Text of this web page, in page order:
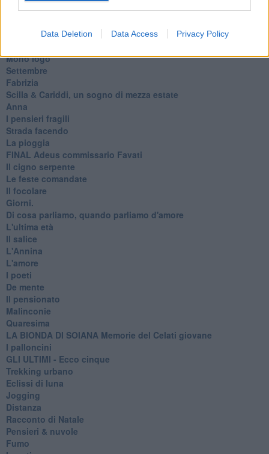
Data Deletion Data Access Privacy Policy
Il mago, la pera e il Bar la Posta
Elogio dell'ombra
Mono logo
Settembre
Fabrizia
​Scilla & Cariddi, un sogno di mezza estate
Anna
I pensieri fragili
Strada facendo
La pioggia
FINAL Adeus commissario Favati
Il cigno serpente
Le feste comandate
Il focolare
Giorni.
Di cosa parliamo, quando parliamo d'amore
L'ultima età
Il salice
L'Annina
L'amore
I poeti
De mente
Il pensionato
Malinconie
Quaresima
LA BIONDA DI SOIANA Memorie del Celati giovane
I palloncini
GLI ULTIMI - Ecco cinque
Trekking urbano
Eclissi di luna
Jogging
Distanza
Racconto di Natale
Pensieri & nuvole
Fumo